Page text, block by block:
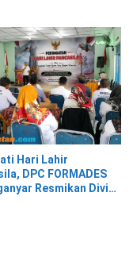
Hari Lahir
DPC FORMADES
Resmikan Divisi